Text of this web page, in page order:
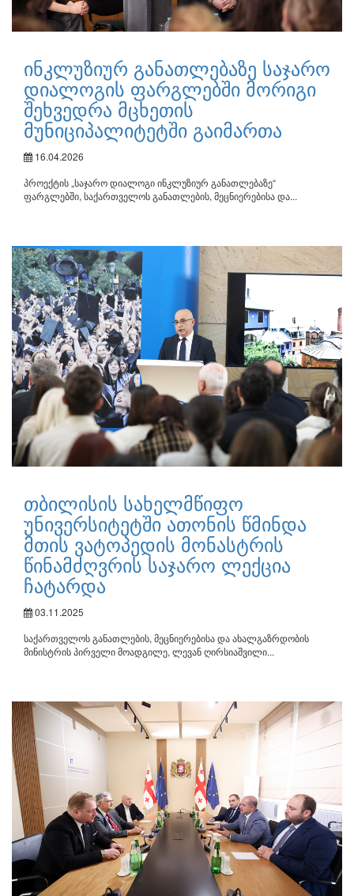
ინკლუზიურ განათლებაზე საჯარო
დიალოგის ფარგლებში მორიგი
შეხვედრა მცხეთის
მუნიციპალიტეტში გაიმართა
16.04.2026
პროექტის „საჯარო დიალოგი ინკლუზიურ განათლებაზე“
ფარგლებში, საქართველოს განათლების, მეცნიერებისა და...
თბილისის სახელმწიფო
უნივერსიტეტში ათონის წმინდა
მთის ვატოპედის მონასტრის
წინამძღვრის საჯარო ლექცია
ჩატარდა
03.11.2025
საქართველოს განათლების, მეცნიერებისა და ახალგაზრდობის
მინისტრის პირველი მოადგილე, ლევან ღირსიაშვილი...